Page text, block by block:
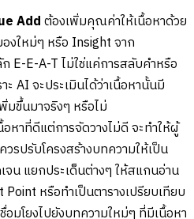
Addต้องเพิ่มคุณค่าให้เนื้อหาด้วย
งใหม่ๆ หรือ Insight จาก
E-E-A-T ไม่ใช่แค่การสลับคำหรือ
ะ AI จะประเมินได้ว่าเนื้อหานั้นมี
มขึ้นมาจริงๆ หรือไม่
อหาที่ดีแต่การจัดวางไม่ดี จะทำให้ผู้
วรปรับโครงสร้างบทความให้เป็น
น แยกประเด็นต่างๆ ให้สแกนอ่าน
Point หรือทำเป็นตารางเปรียบเทียบ
อมโยงไปยังบทความใหม่ๆ ที่มีเนื้อหา